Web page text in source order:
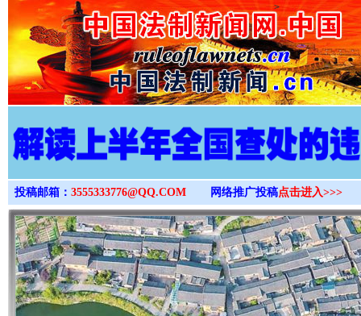
>
投稿邮箱： 3555333776@QQ.COM 网络推广投稿点击进入>>>